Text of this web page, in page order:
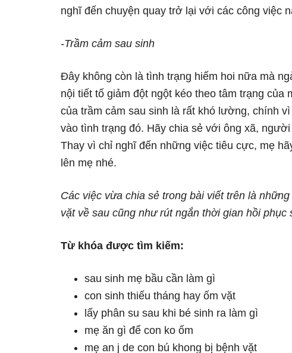
nghĩ đến chuyện quay trở lại với các công việc
-Trầm cảm sau sinh
Đây không còn là tình trạng hiếm hoi nữa mà
nội tiết tố giảm đột ngột kéo theo tâm trạng
của trầm cảm sau sinh là rất khó lường, chính
vào tình trạng đó. Hãy chia sẻ với ông xã,
Thay vì chỉ nghĩ đến những việc tiêu cực, mẹ
lên mẹ nhé.
Các việc vừa chia sẻ trong bài viết trên là
vặt về sau cũng như rút ngắn thời gian hồi phục
Từ khóa được tìm kiếm:
sau sinh mẹ bầu cần làm gì
con sinh thiếu tháng hay ốm vặt
lấy phân su sau khi bé sinh ra làm gì
mẹ ăn gì để con ko ốm
mẹ an j de con bú khong bị bệnh vặt